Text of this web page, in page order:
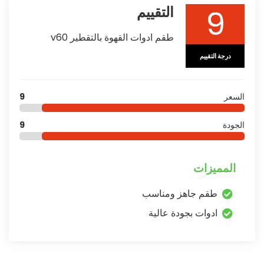
9
درجة التقييم
التقييم
طقم ادوات القهوة بالتقطير v60
السعر 9
الجودة 9
المميزات
طقم جاهز ومناسب
ادوات بجودة عالية